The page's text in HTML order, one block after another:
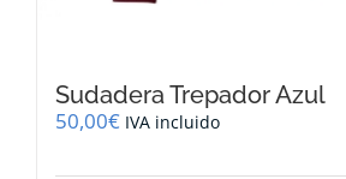
Sudadera Trepador Azul
50,00€ IVA incluido